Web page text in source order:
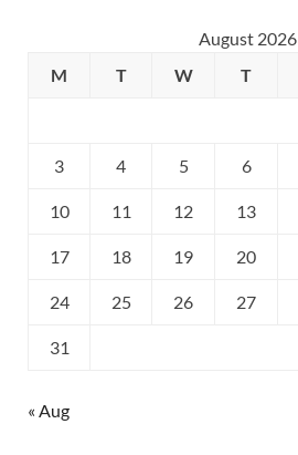
August 2026
M
T W T
3 4 5 6
10 11 12 13
17 18 19 20
24 25 26 27
31
« Aug